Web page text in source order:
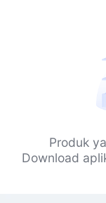
Produk
Download